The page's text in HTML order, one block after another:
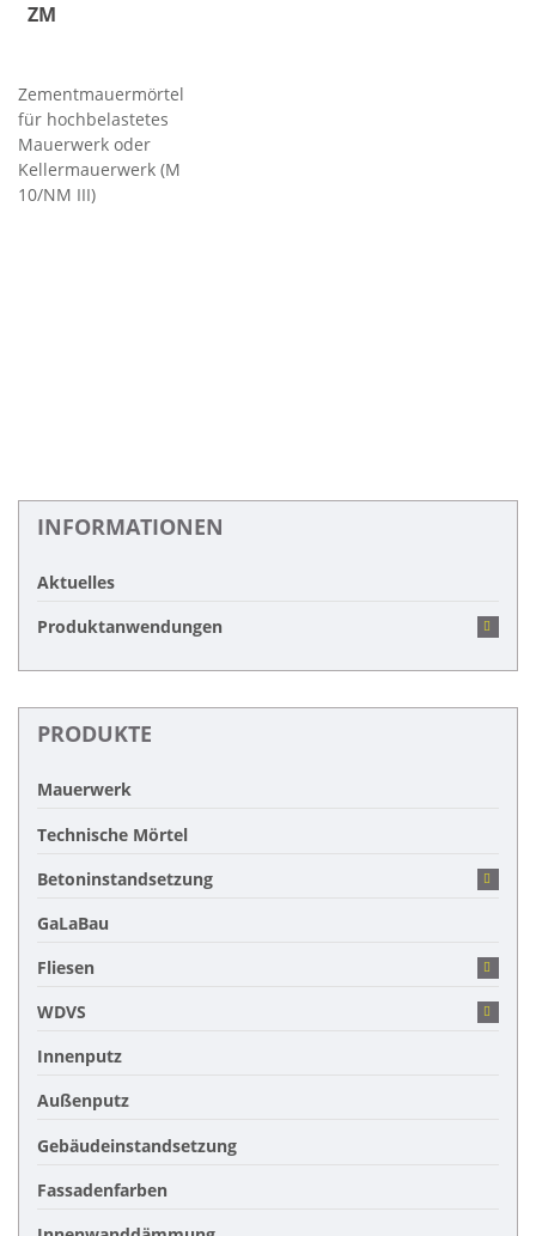
ZM
Zementmauermörtel
für hochbelastetes
Mauerwerk oder
Kellermauerwerk (M
10/NM III)
INFORMATIONEN
Aktuelles
Produktanwendungen
PRODUKTE
Mauerwerk
Technische Mörtel
Betoninstandsetzung
GaLaBau
Fliesen
WDVS
Innenputz
Außenputz
Gebäudeinstandsetzung
Fassadenfarben